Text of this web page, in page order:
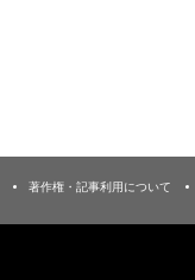
著作権・記事利用について